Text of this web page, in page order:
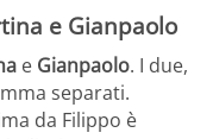
e Gianpaolo
e Gianpaolo. I due,
separati.
da Filippo è